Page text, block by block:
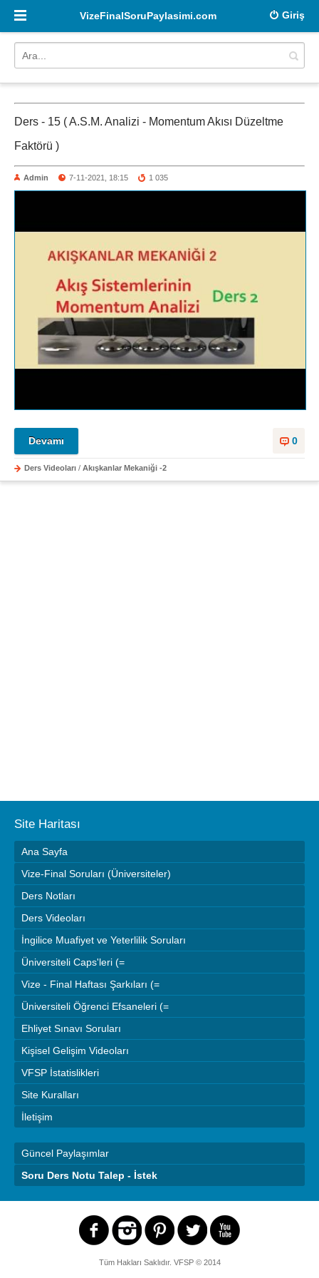
Giriş
VizeFinalSoruPaylasimi.com
Ders - 15 ( A.S.M. Analizi - Momentum Akısı Düzeltme
Faktörü )
Admin 7-11-2021, 18:15 1 035
0
Devamı
Ders Videoları / Akışkanlar Mekaniği -2
Site Haritası
Ana Sayfa
Vize-Final Soruları (Üniversiteler)
Ders Notları
Ders Videoları
İngilice Muafiyet ve Yeterlilik Soruları
Üniversiteli Caps'leri (=
Vize - Final Haftası Şarkıları (=
Üniversiteli Öğrenci Efsaneleri (=
Ehliyet Sınavı Soruları
Kişisel Gelişim Videoları
VFSP İstatislikleri
Site Kuralları
İletişim
Güncel Paylaşımlar
Soru Ders Notu Talep - İstek
Tüm Hakları Saklıdır. VFSP© 2014